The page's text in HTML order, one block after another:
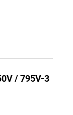
/ 795V-3